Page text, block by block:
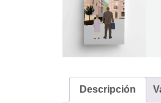
Descripción